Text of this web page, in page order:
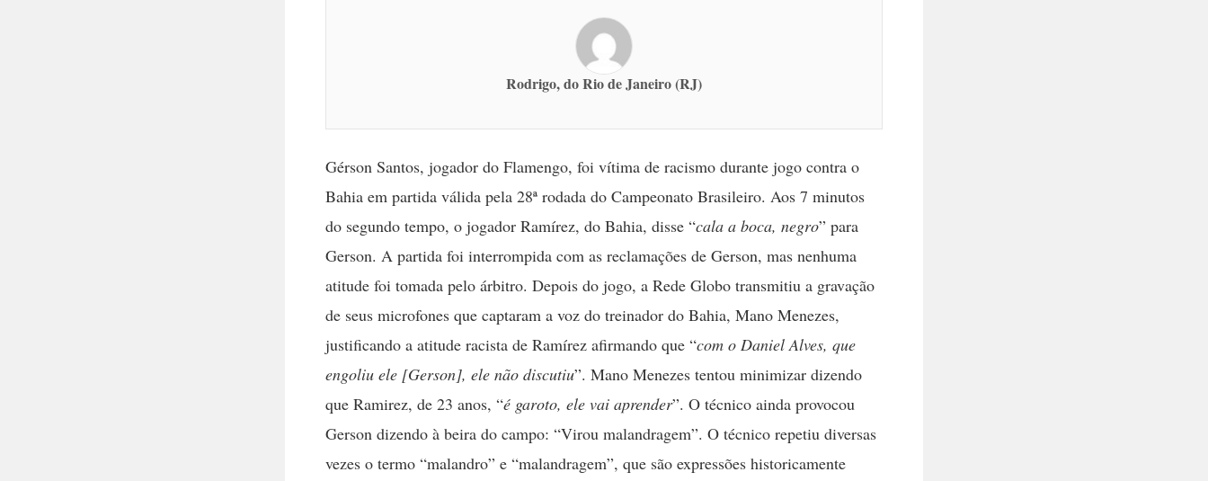
Rodrigo, do Rio de Janeiro (RJ)
Gérson Santos, jogador do Flamengo, foi vítima de racismo durante jogo contra o
Bahia em partida válida pela 28ª rodada do Campeonato Brasileiro. Aos 7 minutos
do segundo tempo, o jogador Ramírez, do Bahia, disse “cala a boca, negro” para
Gerson. A partida foi interrompida com as reclamações de Gerson, mas nenhuma
atitude foi tomada pelo árbitro. Depois do jogo, a Rede Globo transmitiu a gravação
de seus microfones que captaram a voz do treinador do Bahia, Mano Menezes,
justificando a atitude racista de Ramírez afirmando que “com o Daniel Alves, que
engoliu ele [Gerson], ele não discutiu”. Mano Menezes tentou minimizar dizendo
que Ramirez, de 23 anos, “é garoto, ele vai aprender”. O técnico ainda provocou
Gerson dizendo à beira do campo: “Virou malandragem”. O técnico repetiu diversas
vezes o termo “malandro” e “malandragem”, que são expressões historicamente